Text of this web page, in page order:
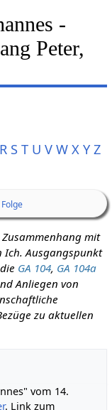
-
Peter,
R S T U V W X Y Z
mit
Ich. Ausgangspunkt
GA 104, GA 104a
Anliegen von
zu aktuellen
vom 14.
. Link zum